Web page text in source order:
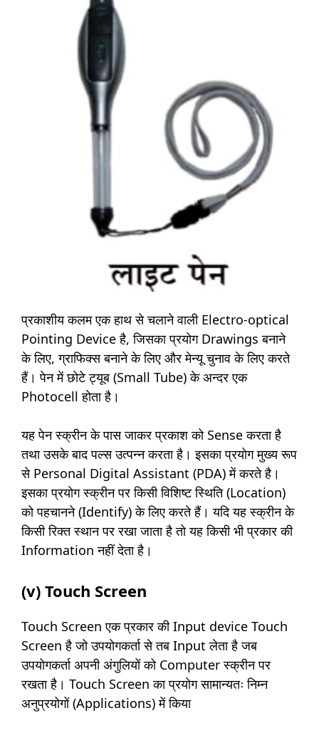
प्रकाशीय कलम एक हाथ से चलाने वाली Electro-optical
Pointing Device है, जिसका प्रयोग Drawings बनाने
के लिए, ग्राफिक्स बनाने के लिए और मेन्यू चुनाव के लिए करते
हैं। पेन में छोटे ट्यूब (Small Tube) के अन्दर एक
Photocell होता है।
यह पेन स्क्रीन के पास जाकर प्रकाश को Sense करता है
तथा उसके बाद पल्स उत्पन्न करता है। इसका प्रयोग मुख्य रूप
से Personal Digital Assistant (PDA) में करते है।
इसका प्रयोग स्क्रीन पर किसी विशिष्ट स्थिति (Location)
को पहचानने (Identify) के लिए करते हैं। यदि यह स्क्रीन के
किसी रिक्त स्थान पर रखा जाता है तो यह किसी भी प्रकार की
Information नहीं देता है।
(v) Touch Screen
Touch Screen एक प्रकार की Input device Touch
Screen है जो उपयोगकर्ता से तब Input लेता है जब
उपयोगकर्ता अपनी अंगुलियों को Computer स्क्रीन पर
रखता है। Touch Screen का प्रयोग सामान्यतः निम्न
अनुप्रयोगों (Applications) में किया